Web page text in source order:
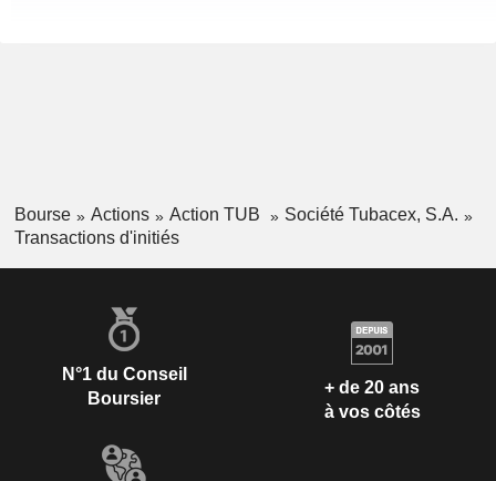
Bourse Actions Action TUB
Société Tubacex, S.A.
Transactions d'initiés
N°1 du Conseil
Boursier
+ de 20 ans
à vos côtés